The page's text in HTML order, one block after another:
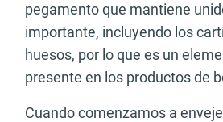
pegamento que mantiene
importante, incluyendo los
huesos, por lo que es un
presente en los productos de
Cuando comenzamos a